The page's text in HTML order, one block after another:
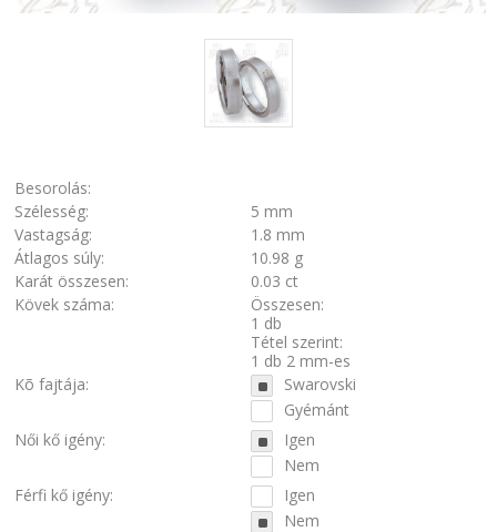
Besorolás:
Szélesség:
5 mm
Vastagság:
1.8 mm
Átlagos súly:
10.98 g
Karát összesen:
0.03 ct
Kövek száma:
Összesen:
1 db
Tétel szerint:
1 db 2 mm-es
Kõ fajtája:
Swarovski
Gyémánt
Női kő igény:
Igen
Nem
Férfi kő igény:
Igen
Nem